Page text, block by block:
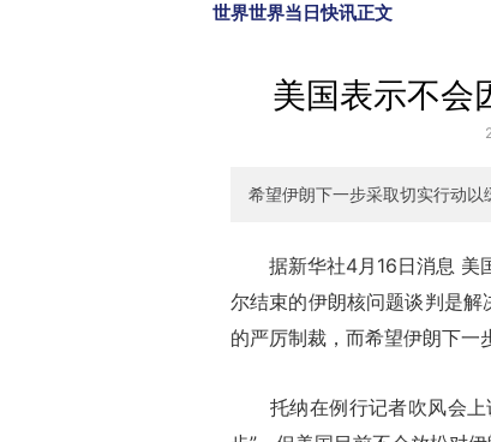
世界世界当日快讯正文
美国表示不会
希望伊朗下一步采取切实行动
据新华社4月16日消息 美国
尔结束的伊朗核问题谈判是
的严厉制裁，而希望伊朗下一
托纳在例行记者吹风会上